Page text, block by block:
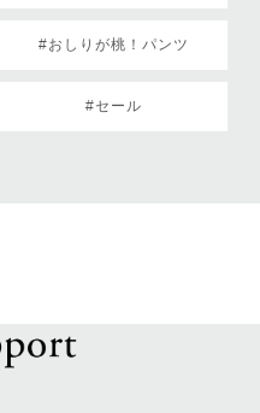
#おしりが桃！パンツ
#セール